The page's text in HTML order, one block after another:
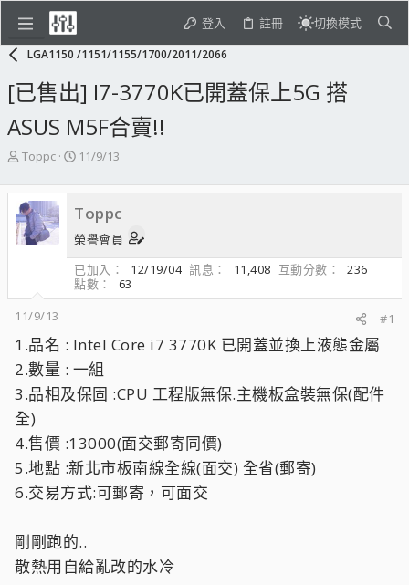
登入 註冊 切換模式
LGA1150 /1151/1155/1700/2011/2066
[已售出] I7-3770K已開蓋保上5G 搭
ASUS M5F合賣!!
主
發
起
人
Toppc
開
日
期
11/9/13
Toppc
榮譽會員
已加入
12/19/04 訊息 11,408 互動分數
236
點數
63
11/9/13
#1
1.品名 : Intel Core i7 3770K 已開蓋並換上液態金屬
2.數量 : 一組
3.品相及保固 :CPU 工程版無保.主機板盒裝無保(配件
全)
4.售價 :13000(面交郵寄同價)
5.地點 :新北市板南線全線(面交) 全省(郵寄)
6.交易方式:可郵寄，可面交
剛剛跑的..
散熱用自給亂改的水冷